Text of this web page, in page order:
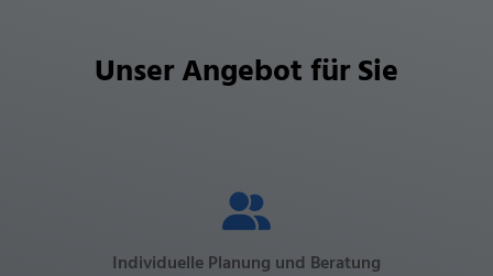
Unser Angebot für Sie
Individuelle Planung und Beratung